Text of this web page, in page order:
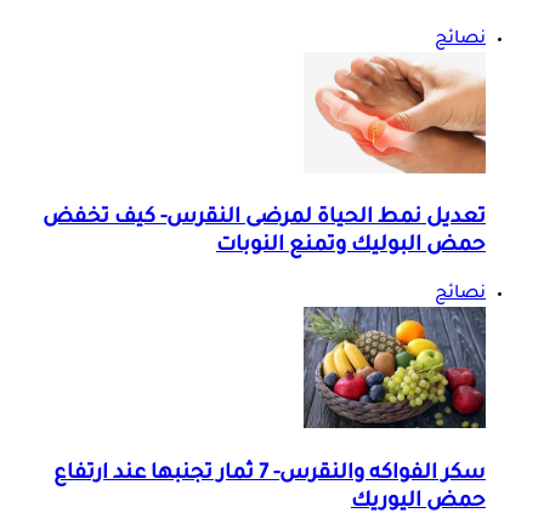
نصائح
تعديل نمط الحياة لمرضى النقرس- كيف تخفض
حمض البوليك وتمنع النوبات
نصائح
سكر الفواكه والنقرس- 7 ثمار تجنبها عند ارتفاع
حمض اليوريك